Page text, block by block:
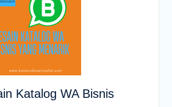
Katalog WA Bisnis